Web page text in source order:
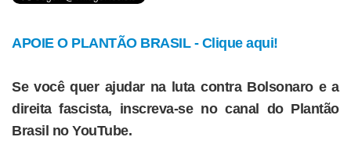
APOIE O PLANTÃO BRASIL - Clique aqui!
Se você quer ajudar na luta contra Bolsonaro e a
direita fascista, inscreva-se no canal do Plantão
Brasil no YouTube.